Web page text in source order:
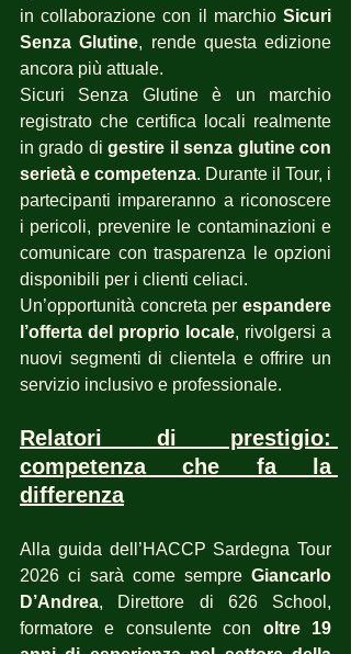
in collaborazione con il marchio Sicuri
Senza Glutine, rende questa edizione
ancora più attuale.
Sicuri Senza Glutine è un marchio
registrato che certifica locali realmente
in grado di gestire il senza glutine con
serietà e competenza. Durante il Tour, i
partecipanti impareranno a riconoscere
i pericoli, prevenire le contaminazioni e
comunicare con trasparenza le opzioni
disponibili per i clienti celiaci.
Un’opportunità concreta per espandere
l’offerta del proprio locale, rivolgersi a
nuovi segmenti di clientela e offrire un
servizio inclusivo e professionale.
Relatori di prestigio:
competenza che fa la
differenza
Alla guida dell’HACCP Sardegna Tour
2026 ci sarà come sempre Giancarlo
D’Andrea, Direttore di 626 School,
formatore e consulente con oltre 19